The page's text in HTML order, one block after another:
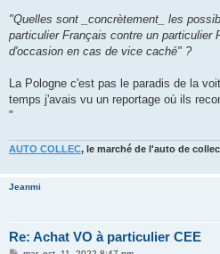
"Quelles sont _concrètement_ les
particulier Français contre un particulier
d'occasion en cas de vice caché" ?
La Pologne c'est pas le paradis de la
temps j'avais vu un reportage où ils
"
AUTO COLLEC, le marché de l'auto de
Jeanmi
Re: Achat VO à particulier CEE